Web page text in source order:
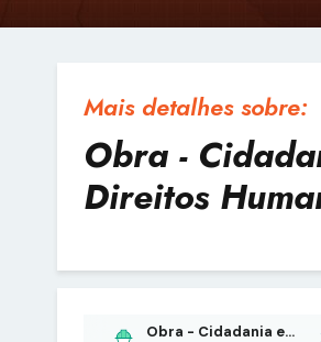
Mais detalhes sobre:
Obra -
Direitos